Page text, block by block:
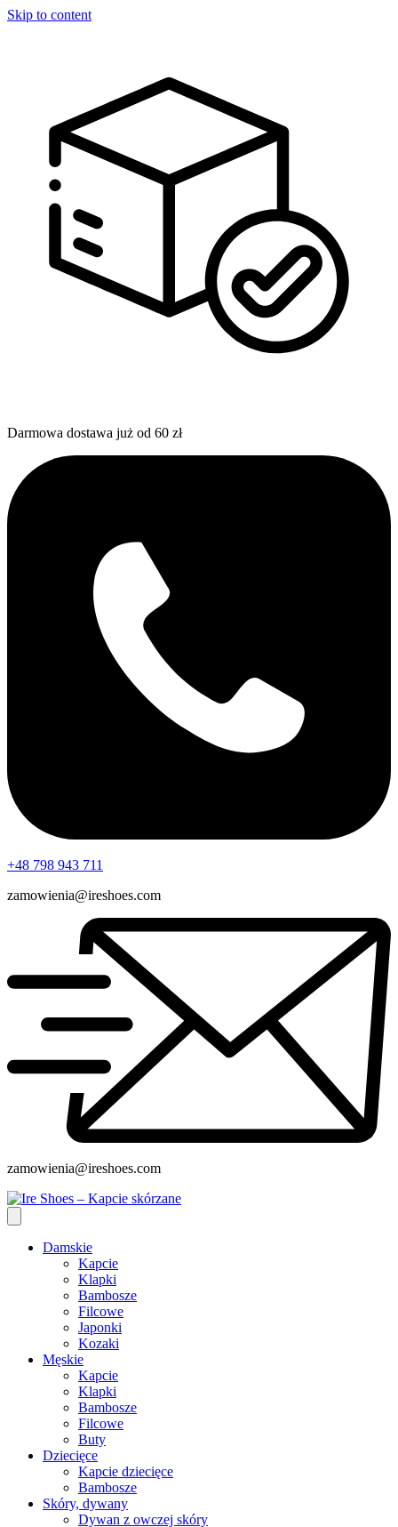
Skip to content
Darmowa dostawa już od 60 zł
+48 798 943 711
zamowienia@ireshoes.com
zamowienia@ireshoes.com
Damskie
Kapcie
Klapki
Bambosze
Filcowe
Japonki
Kozaki
Męskie
Kapcie
Klapki
Bambosze
Filcowe
Buty
Dziecięce
Kapcie dziecięce
Bambosze
Skóry, dywany
Dywan z owczej skóry